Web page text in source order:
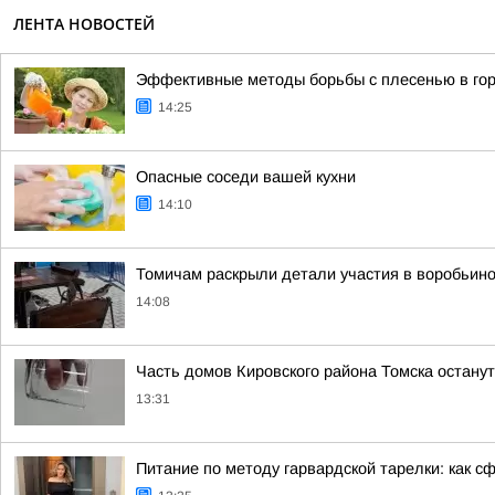
ЛЕНТА НОВОСТЕЙ
Эффективные методы борьбы с плесенью в
14:25
Опасные соседи вашей кухни
14:10
Томичам раскрыли детали участия в
14:08
Часть домов Кировского района Томска
13:31
Питание по методу гарвардской тарелки: